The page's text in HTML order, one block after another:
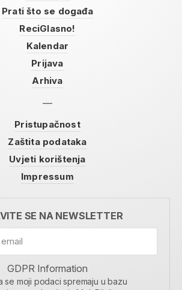
Prati što se događa
ReciGlasno!
Kalendar
Prijava
Arhiva
Pristupačnost
Zaštita podataka
Uvjeti korištenja
Impressum
SE NA NEWSLETTER
GDPR Information
se moji podaci spremaju u bazu